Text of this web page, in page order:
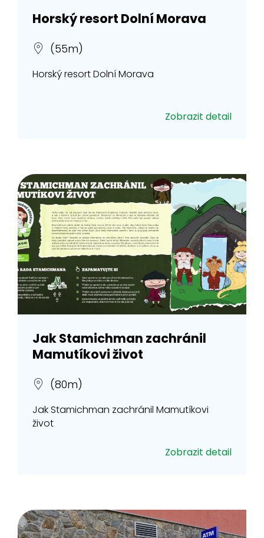
Horský resort Dolní Morava
(55m)
Horský resort Dolní Morava
Zobrazit detail
Jak Stamichman zachránil
Mamutíkovi život
(80m)
Jak Stamichman zachránil Mamutíkovi
život
Zobrazit detail